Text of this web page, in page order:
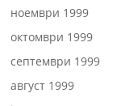
ноември 1999
октомври 1999
септември 1999
август 1999